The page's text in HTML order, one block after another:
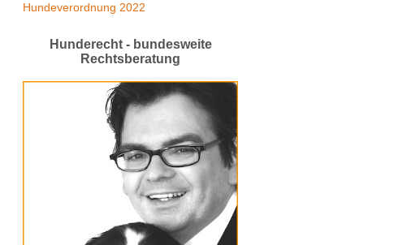
Hundeverordnung 2022
Hunderecht - bundesweite
Rechtsberatung